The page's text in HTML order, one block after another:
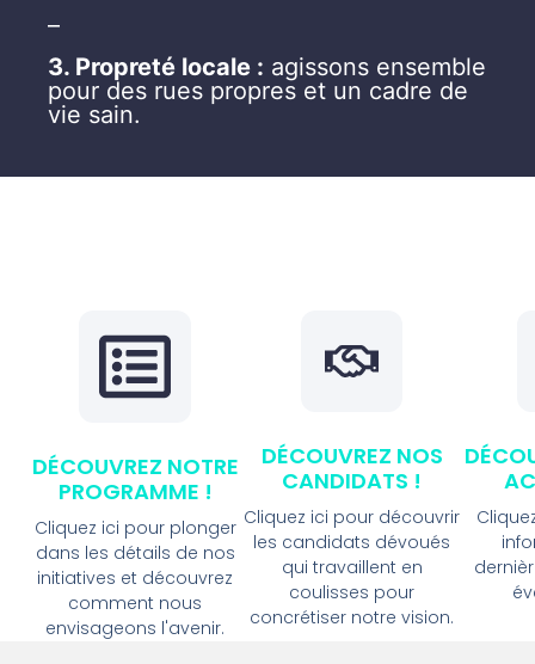
–
3. Propreté locale : agissons ensemble
pour des rues propres et un cadre de
vie sain.
DÉCOUVREZ NOTRE
PROGRAMME !
Cliquez ici pour plonger
dans les détails de nos
initiatives et découvrez
comment nous
envisageons l'avenir.
DÉCOUVREZ NOS
CANDIDATS !
Cliquez ici pour découvrir
les candidats dévoués
qui travaillent en
coulisses pour
concrétiser notre vision.